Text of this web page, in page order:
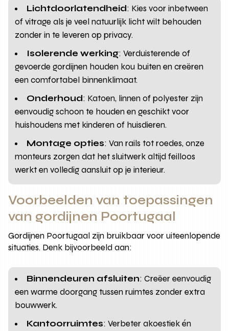
Lichtdoorlatendheid: Kies voor inbetween
of vitrage als je veel natuurlijk licht wilt behouden
zonder in te leveren op privacy.
Isolerende werking: Verduisterende of
gevoerde gordijnen houden kou buiten en creëren
een comfortabel binnenklimaat.
Onderhoud: Katoen, linnen of polyester zijn
eenvoudig schoon te houden en geschikt voor
huishoudens met kinderen of huisdieren.
Montage opties: Van rails tot roedes, onze
monteurs zorgen dat het sluitwerk altijd feilloos
werkt en volledig aansluit op je interieur.
Voorbeelden van toepassingen
van gordijnen Poortugaal
Gordijnen Poortugaal zijn bruikbaar voor uiteenlopende
situaties. Denk bijvoorbeeld aan:
Binnendeuren afsluiten: Creëer eenvoudig
een warme doorgang tussen ruimtes zonder extra
bouwwerk.
Kantoorruimtes: Verbeter akoestiek én